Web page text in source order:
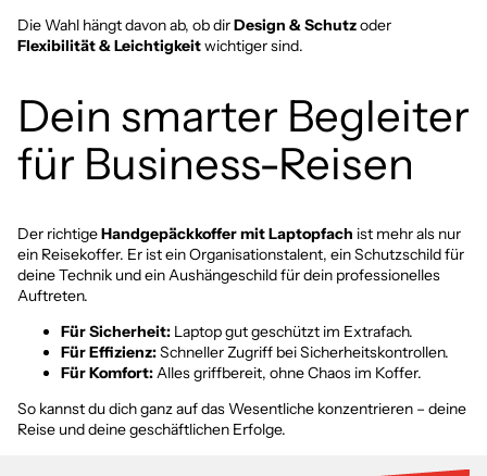
Die Wahl hängt davon ab, ob dirDesign & Schutzoder
Flexibilität & Leichtigkeitwichtiger sind.
Dein smarter Begleiter
für Business-Reisen
Der richtigeHandgepäckkoffer mit Laptopfach ist mehr als nur
ein Reisekoffer. Er ist ein Organisationstalent, ein Schutzschild für
deine Technik und ein Aushängeschild für dein professionelles
Auftreten.
Für Sicherheit: Laptop gut geschützt im Extrafach.
Für Effizienz:Schneller Zugriff bei Sicherheitskontrollen.
Für Komfort:Alles griffbereit, ohne Chaos im Koffer.
So kannst du dich ganz auf das Wesentliche konzentrieren – deine
Reise und deine geschäftlichen Erfolge.